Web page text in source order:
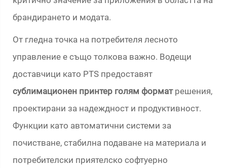
брандирането и модата.
От гледна точка на потребителя лесното
управление е също толкова важно. Водещи
доставчици като PTS предоставят
сублимационен принтер голям формат решения,
проектирани за надеждност и продуктивност.
Функции като автоматични системи за
почистване, стабилна подаване на материала и
потребителски приятелско софтуерно